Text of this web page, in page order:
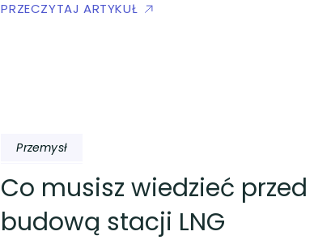
PRZECZYTAJ ARTYKUŁ
Przemysł
Co musisz wiedzieć przed
budową stacji LNG